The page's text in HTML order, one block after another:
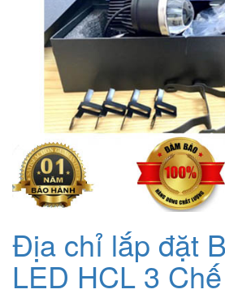
Địa chỉ lắp đặt
LED HCL 3